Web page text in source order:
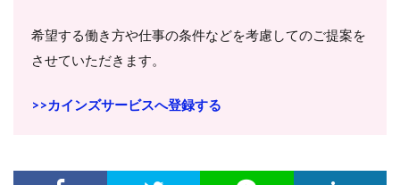
希望する働き方や仕事の条件などを考慮してのご提案を
させていただきます。
>>カインズサービスへ登録する